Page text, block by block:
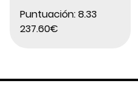
Puntuación: 8.33
237.60€